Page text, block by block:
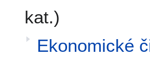
kat.)
Ekonomické